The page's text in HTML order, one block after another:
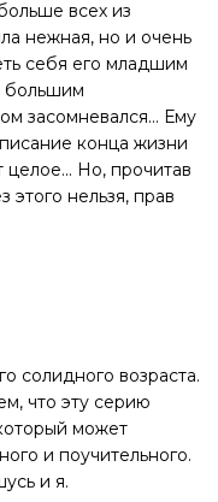
всех из
нежная, но и очень
себя его младшим
большим
засомневался... Ему
конца жизни
целое... Но, прочитав
этого нельзя, прав
солидного возраста.
что эту серию
может
и поучительного.
и я.